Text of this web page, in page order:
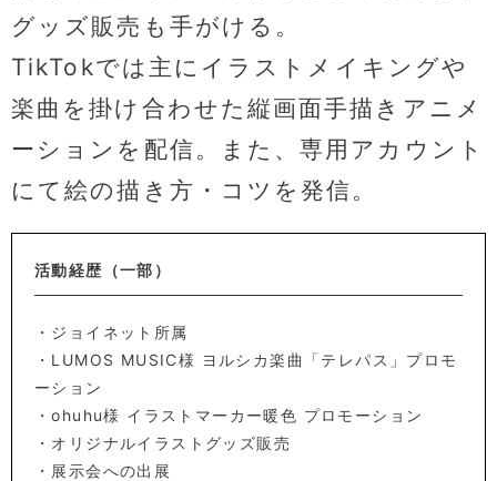
グッズ販売も手がける。
TikTokでは主にイラストメイキングや
楽曲を掛け合わせた縦画面手描きアニメ
ーションを配信。また、専用アカウント
にて絵の描き方・コツを発信。
活動経歴（一部）
・ジョイネット所属
・LUMOS MUSIC様 ヨルシカ楽曲「テレパス」プロモ
ーション
・ohuhu様 イラストマーカー暖色 プロモーション
・オリジナルイラストグッズ販売
・展示会への出展